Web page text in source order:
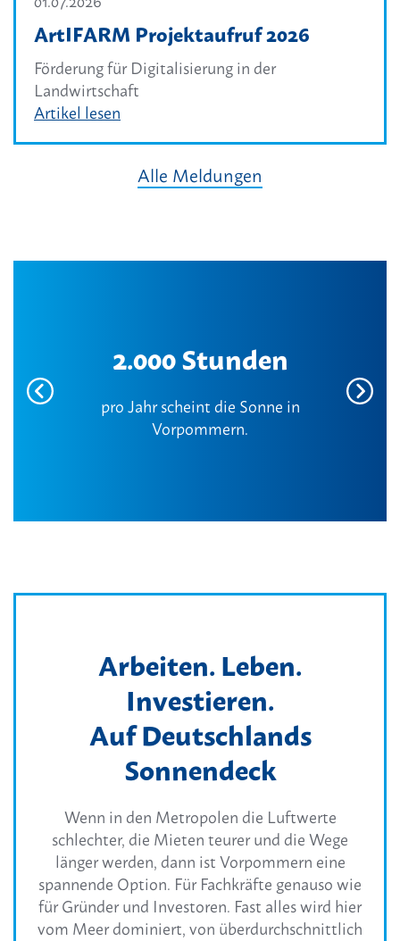
ArtIFARM Projektaufruf 2026
Förderung für Digitalisierung in der
Landwirtschaft
Artikel lesen
Alle Meldungen
2.000 Stunden
pro Jahr scheint die Sonne in
Vorpommern.
Arbeiten. Leben.
Investieren.
Auf Deutschlands
Sonnendeck
Wenn in den Metropolen die Luftwerte
schlechter, die Mieten teurer und die Wege
länger werden, dann ist Vorpommern eine
spannende Option. Für Fachkräfte genauso wie
für Gründer und Investoren. Fast alles wird hier
vom Meer dominiert, von überdurchschnittlich